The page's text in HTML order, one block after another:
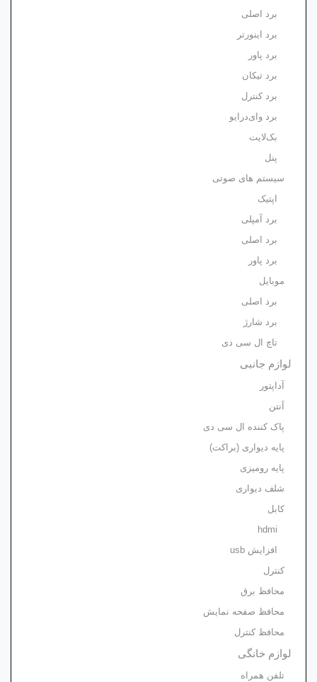
برد اصلی
برد اینورتر
برد پاور
برد تیکان
برد کنترل
برد وای‌درایو
بک‌لایت
پنل
سیستم های صوتی
اپتیک
برد آمپلی
برد اصلی
برد پاور
موبایل
برد اصلی
برد شارژ
تاچ ال سی دی
لوازم جانبی
آداپتور
آنتن
پاک کننده ال سی دی
پایه دیواری (براکت)
پایه رومیزی
شلف دیواری
کابل
hdmi
افزایش usb
کنترل
محافظ برق
محافظ صفحه نمایش
محافظ کنترل
لوازم خانگی
تلفن همراه